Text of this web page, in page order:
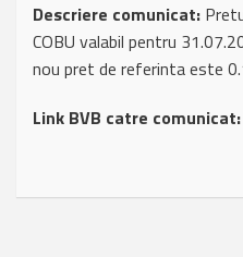
Descriere comunicat:
COBU valabil pentru
nou pret de referinta este
Link BVB catre comunicat: